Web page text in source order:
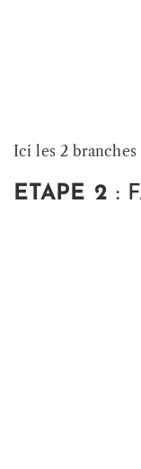
Ici les 2
ETAPE 2 :